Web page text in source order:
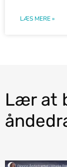
LÆS MERE »
Lær at